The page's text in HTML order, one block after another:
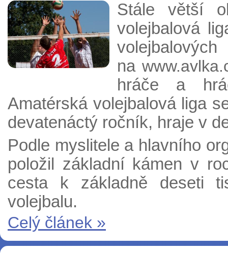
Stále větší
volejbalová
nawww.a
hráče a
Amatérská volejbalová liga
devatenáctý ročník, hraje v
Podle myslitele a hlavního
položil základní kámen v
cesta k základně deseti
volejbalu.
Celý článek »